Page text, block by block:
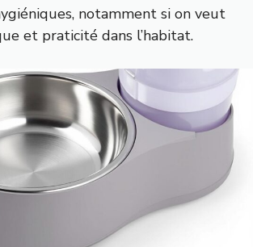
notamment si on veut
et praticité dans l’habitat.